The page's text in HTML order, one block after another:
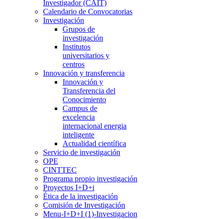
Investigador (CAIT)
Calendario de Convocatorias
Investigación
Grupos de
investigación
Institutos
universitarios y
centros
Innovación y transferencia
Innovación y
Transferencia del
Conocimiento
Campus de
excelencia
internacional energia
inteligente
Actualidad científica
Servicio de investigación
OPE
CINTTEC
Programa propio investigación
Proyectos I+D+i
Ética de la investigación
Comisión de Investigación
Menu-I+D+I (1)-Investigacion